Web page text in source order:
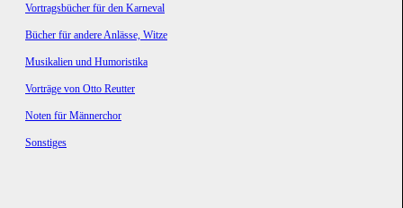
Vortragsbücher für den Karneval
Bücher für andere Anlässe, Witze
Musikalien und Humoristika
Vorträge von Otto Reutter
Noten für Männerchor
Sonstiges